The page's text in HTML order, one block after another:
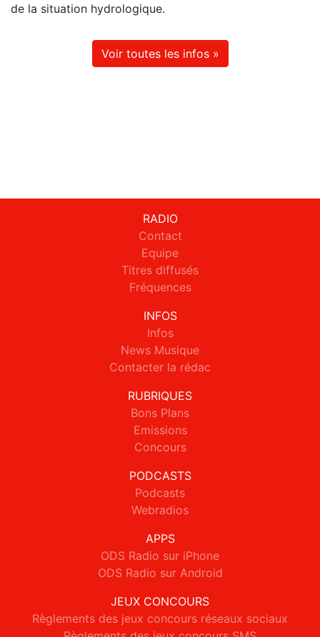
de la situation hydrologique.
Voir toutes les infos »
RADIO
Contact
Equipe
Titres diffusés
Fréquences
INFOS
Infos
News Musique
Contacter la rédac
RUBRIQUES
Bons Plans
Emissions
Concours
PODCASTS
Podcasts
Webradios
APPS
ODS Radio sur iPhone
ODS Radio sur Android
JEUX CONCOURS
Règlements des jeux concours réseaux sociaux